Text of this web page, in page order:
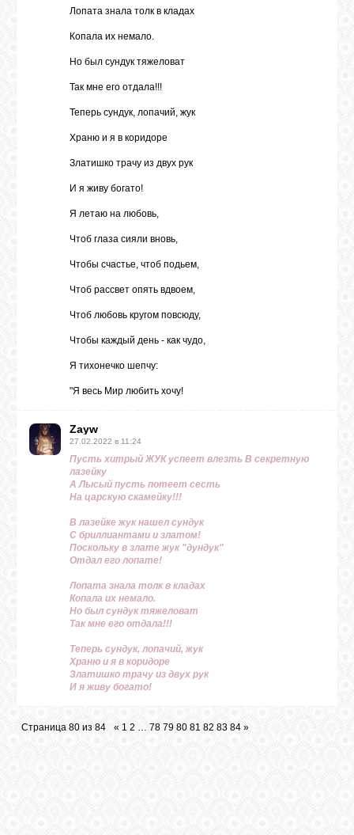
Лопата знала толк в кладах
Копала их немало.
Но был сундук тяжеловат
Так мне его отдала!!!
Теперь сундук, лопачий, жук
Храню и я в коридоре
Златишко трачу из двух рук
И я живу богато!
Я летаю на любовь,
Чтоб глаза сияли вновь,
Чтобы счастье, чтоб подьем,
Чтоб рассвет опять вдвоем,
Чтоб любовь кругом повсюду,
Чтобы каждый день - как чудо,
Я тихонечко шепчу:
"Я весь Мир любить хочу!
Zayw
27.02.2022 в 11:24
Пусть хитрый ЖУК успеет влезть В секретную
лазейку
А Лысый пусть потеет сесть
На царскую скамейку!!!
В лазейке жук нашел сундук
С бриллиантами и златом!
Поскольку в злате жук "дундук"
Отдал его лопате!
Лопата знала толк в кладах
Копала их немало.
Но был сундук тяжеловат
Так мне его отдала!!!
Теперь сундук, лопачий, жук
Храню и я в коридоре
Златишко трачу из двух рук
И я живу богато!
Страница 80 из 84 « 1 2 … 78 79 80 81 82 83 84 »